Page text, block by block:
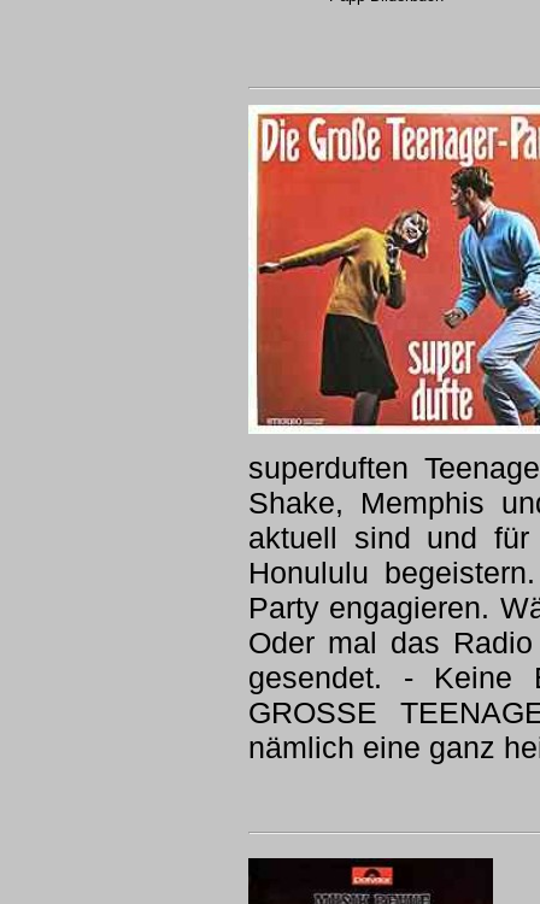
superduften
Shake, Memphis
aktuell sind und
Honululu
Party engagieren.
Oder mal das
gesendet. - Keine
GROSSE
nämlich eine ganz